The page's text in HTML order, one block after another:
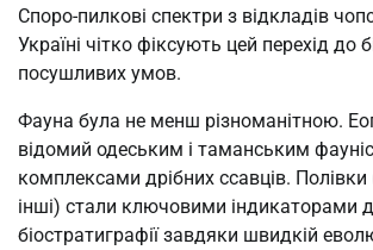
Споро-пилкові спектри з відкладів
Україні чітко фіксують цей перехід до
посушливих умов.
Фауна була не менш різноманітною.
відомий одеським і таманським
комплексами дрібних ссавців. Полівки
інші) стали ключовими індикаторами
біостратиграфії завдяки швидкій